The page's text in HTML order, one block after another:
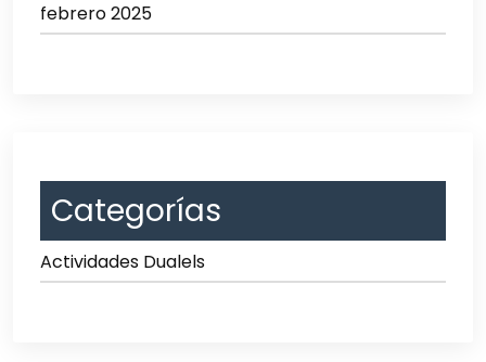
febrero 2025
Categorías
Actividades Dualels